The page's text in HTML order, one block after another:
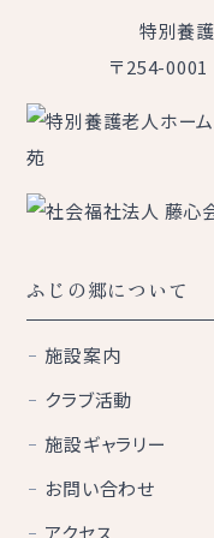
特別養護
〒254-
ふじの郷について
施設案内
クラブ活動
施設ギャラリー
お問い合わせ
アクセス